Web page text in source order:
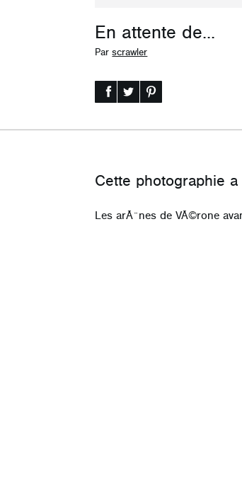
En attente de...
Par scrawler
Cette photographie
Les arÃ¨nes de VÃ©rone